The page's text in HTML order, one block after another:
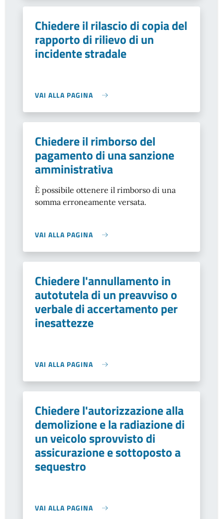
Chiedere il rilascio di copia del
rapporto di rilievo di un
incidente stradale
VAI ALLA PAGINA
Chiedere il rimborso del
pagamento di una sanzione
amministrativa
È possibile ottenere il rimborso di una
somma erroneamente versata.
VAI ALLA PAGINA
Chiedere l'annullamento in
autotutela di un preavviso o
verbale di accertamento per
inesattezze
VAI ALLA PAGINA
Chiedere l'autorizzazione alla
demolizione e la radiazione di
un veicolo sprovvisto di
assicurazione e sottoposto a
sequestro
VAI ALLA PAGINA